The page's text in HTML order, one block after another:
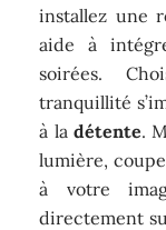
installez une
aide à
soirées.
tranquillité
à ladétente.
lumière,
à votre
directement